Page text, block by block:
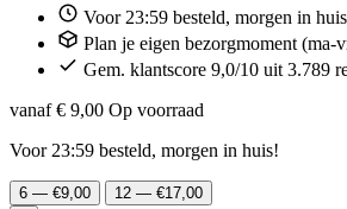
Voor 23:59 besteld, morgen in
Plan je eigen bezorgmoment (ma-
Gem. klantscore 9,0/10 uit 3.789
vanaf € 9,00 Op voorraad
Voor 23:59 besteld, morgen in huis!
6 — €9,00
12 — €17,00